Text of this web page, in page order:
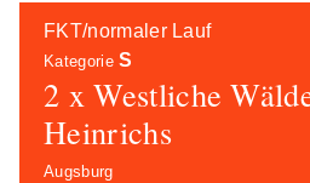
FKT/normaler Lauf
Kategorie S
2 x Westliche
Heinrichs
Augsburg